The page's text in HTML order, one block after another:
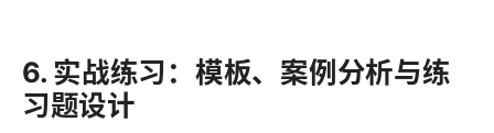
6. 实战练习：模板、案例分析与练
习题设计